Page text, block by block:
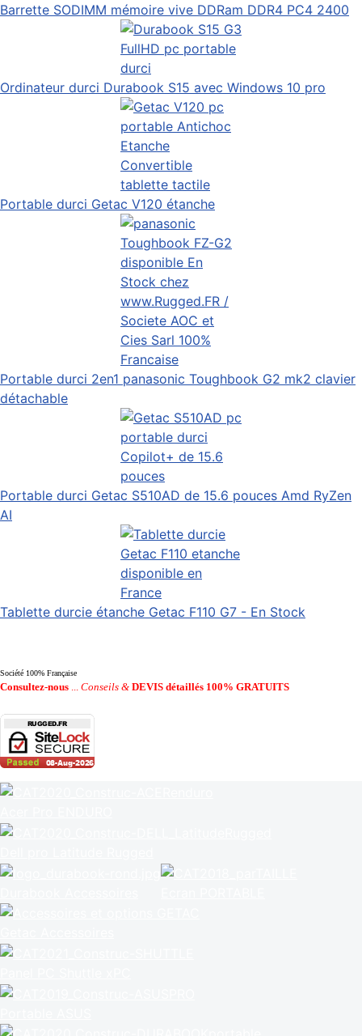
Barrette SODIMM mémoire vive DDRam DDR4 PC4 2400
Ordinateur durci Durabook S15 avec Windows 10 pro
Portable durci Getac V120 étanche
Portable durci 2en1 panasonic Toughbook G2 mk2 clavier
détachable
Portable durci Getac S510AD de 15.6 pouces Amd RyZen
AI
Tablette durcie étanche Getac F110 G7 - En Stock
Société 100% Française
Consultez-nous Conseils & DEVIS détaillés 100% GRATUITS